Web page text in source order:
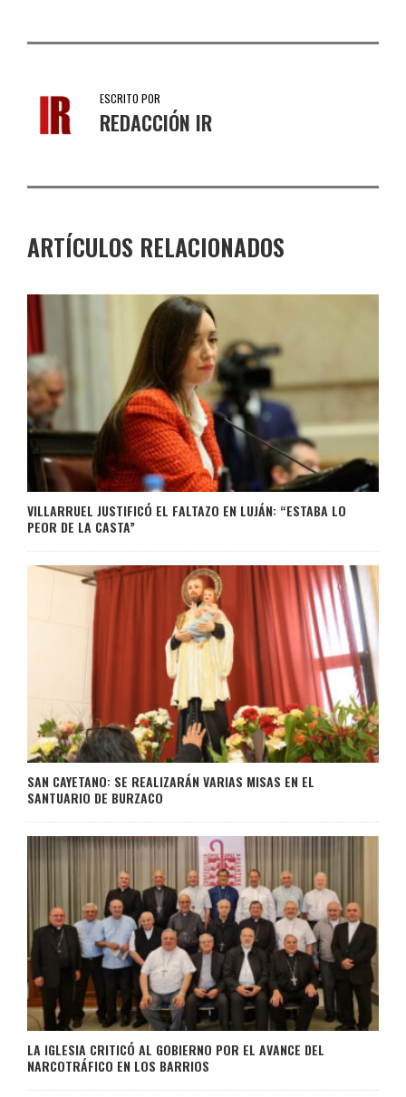
ESCRITO POR
REDACCIÓN IR
ARTÍCULOS RELACIONADOS
VILLARRUEL JUSTIFICÓ EL FALTAZO EN LUJÁN: “ESTABA LO
PEOR DE LA CASTA”
SAN CAYETANO: SE REALIZARÁN VARIAS MISAS EN EL
SANTUARIO DE BURZACO
LA IGLESIA CRITICÓ AL GOBIERNO POR EL AVANCE DEL
NARCOTRÁFICO EN LOS BARRIOS